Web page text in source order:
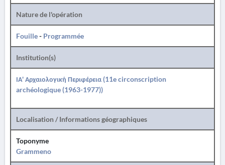
Nature de l'opération
Fouille- Programmée
Institution(s)
ΙΑ' Αρχαιολογική Περιφέρεια (11e circonscription
archéologique (1963-1977))
Localisation / Informations géographiques
Toponyme
Grammeno